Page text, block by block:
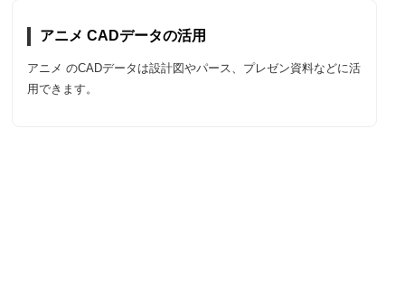
アニメ CADデータの活用
アニメ のCADデータは設計図やパース、プレゼン資料などに活
用できます。